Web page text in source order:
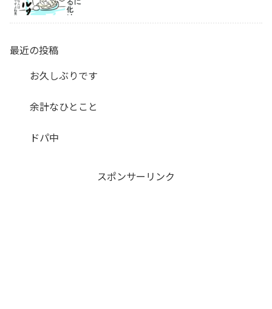
最近の投稿
お久しぶりです
余計なひとこと
ドパ中
スポンサーリンク